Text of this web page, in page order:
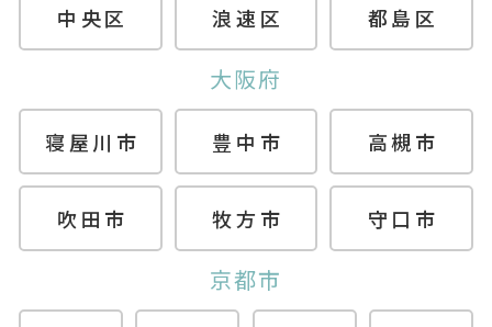
中央区 浪速区 都島区
大阪府
寝屋川市 豊中市 高槻市
吹田市 牧方市 守口市
京都市